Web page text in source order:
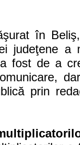
în
judeţene a
fost de a
prin